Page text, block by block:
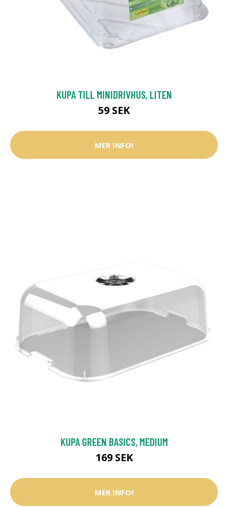
KUPA TILL MINIDRIVHUS, LITEN
59 SEK
MER INFO!
KUPA GREEN BASICS, MEDIUM
169 SEK
MER INFO!